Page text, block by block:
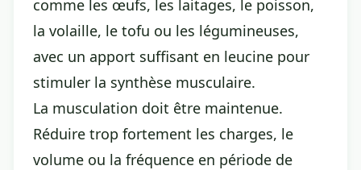
comme les œufs, les laitages, le poisson,
la volaille, le tofu ou les légumineuses,
avec un apport suffisant en leucine pour
stimuler la synthèse musculaire.
La musculation doit être maintenue.
Réduire trop fortement les charges, le
volume ou la fréquence en période de